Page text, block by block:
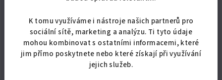
K tomu využíváme i nástroje našich partnerů pro
sociální sítě, marketing a analýzu. Ti tyto údaje
mohou kombinovat s ostatními informacemi, které
jim přímo poskytnete nebo které získají při využívání
jejich služeb.
Doplňkové parametry
Sklápěcí postele